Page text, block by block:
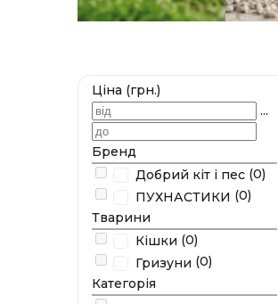
Ціна (грн.)
...
Бренд
Добрий кiт i пес (0)
ПУХНАСТИКИ (0)
Тварини
Кішки (0)
Гризуни (0)
Категорія